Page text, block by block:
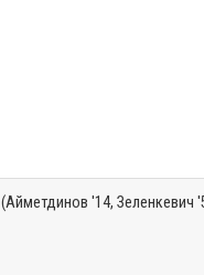
(Айметдинов '14, Зеленкевич